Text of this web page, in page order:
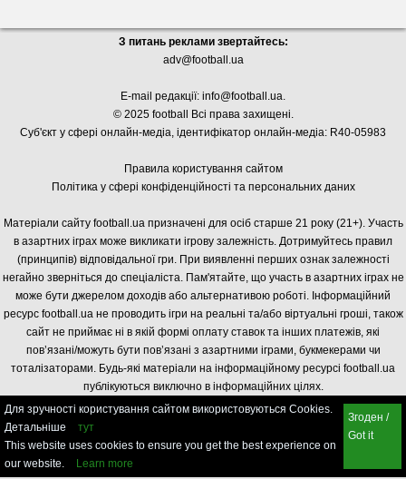
З питань реклами звертайтесь:
adv@football.ua
E-mail редакції: info@football.ua.
© 2025 football Всі права захищені.
Суб'єкт у сфері онлайн-медіа, ідентифікатор онлайн-медіа: R40-05983
Правила користування сайтом
Політика у сфері конфіденційності та персональних даних
Матеріали сайту football.ua призначені для осіб старше 21 року (21+). Участь
в азартних іграх може викликати ігрову залежність. Дотримуйтесь правил
(принципів) відповідальної гри. При виявленні перших ознак залежності
негайно зверніться до спеціаліста. Пам'ятайте, що участь в азартних іграх не
може бути джерелом доходів або альтернативою роботі. Інформаційний
ресурс football.ua не проводить ігри на реальні та/або віртуальні гроші, також
сайт не приймає ні в якій формі оплату ставок та інших платежів, які
пов’язані/можуть бути пов’язані з азартними іграми, букмекерами чи
тоталізаторами. Будь-які матеріали на інформаційному ресурсі football.ua
публікуються виключно в інформаційних цілях.
Для зручності користування сайтом використовуються Cookies.
Детальніше
тут
This website uses cookies to ensure you get the best experience on
our website.
Learn more
Згоден /
Got it